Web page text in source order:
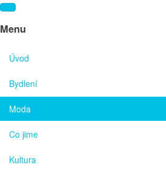
Menu
Úvod
Bydlení
Moda
Co jime
Kultura